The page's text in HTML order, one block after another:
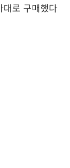
대로 구매했다